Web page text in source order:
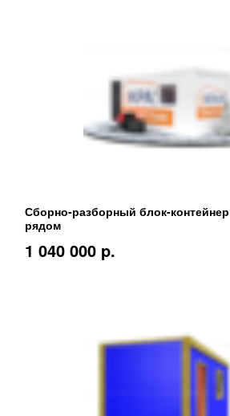
Сборно-разборный блок-
рядом
1 040 000 p.